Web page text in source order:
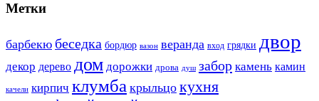
Метки
барбекю беседка бордюр вазон веранда вход грядки двор
декор дерево дом дорожки дрова душ забор камень камин
качели кирпич клумба крыльцо кухня